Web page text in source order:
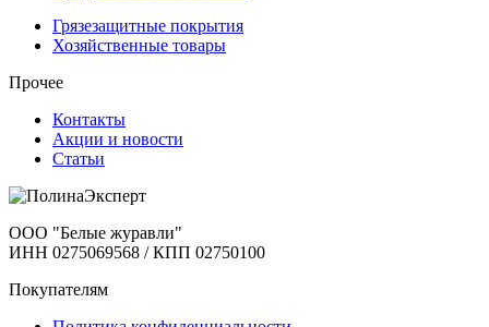
Грязезащитные покрытия
Хозяйственные товары
Прочее
Контакты
Акции и новости
Статьи
ООО "Белые журавли"
ИНН 0275069568 / КПП 02750100
Покупателям